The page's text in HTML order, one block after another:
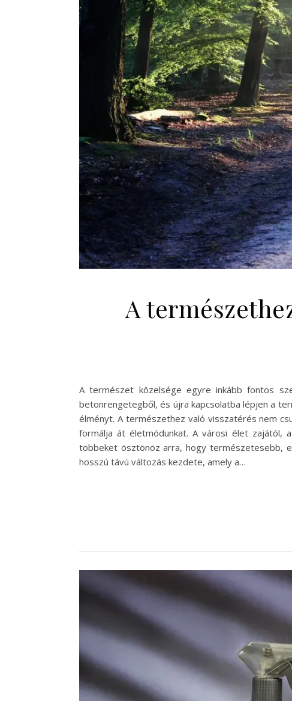
A
A természet közelsége egyre inkább fontos
betonrengetegből, és újra kapcsolatba lépjen a
élményt. A természethez való visszatérés nem
formálja át életmódunkat. A városi élet zajától,
többeket ösztönöz arra, hogy természetesebb,
hosszú távú változás kezdete, amely a…